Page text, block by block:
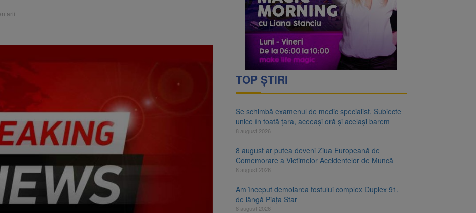
blocat pe DN1E Brașov – Poiana Brașov după un accident. Două persoane primesc îngrijiri
schimbă examenul de medic specialist. Subiecte unice în toată țara, aceeași oră și același barem
TOP ȘTIRI
Se schimbă examenul de medic specialist. Subiecte
unice în toată țara, aceeași oră și același barem
8 august 2026
8 august ar putea deveni Ziua Europeană de
Comemorare a Victimelor Accidentelor de Muncă
8 august 2026
Am început demolarea fostului complex Duplex 91,
de lângă Piața Star
8 august 2026